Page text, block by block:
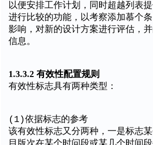
以便安排工作计划，同时超越列表提
进行比较的功能，以考察添加慕个
影响，对新的设计方案进行评估，
信息。
1.3.3.2 有效性配置规则
有效性标志具有两种类型：
(1)依据标志的参考
该有效性标志又分两种，一是标志